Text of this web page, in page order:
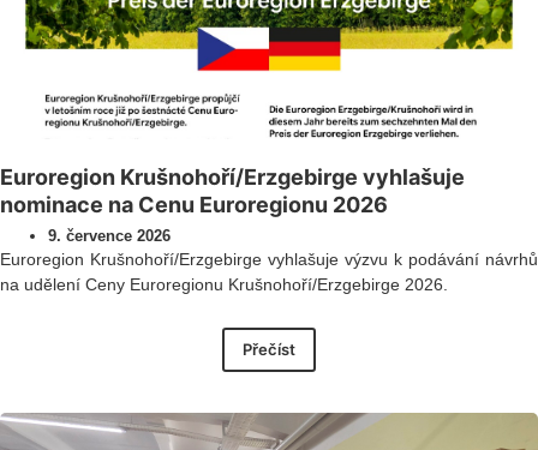
Euroregion Krušnohoří/Erzgebirge vyhlašuje
nominace na Cenu Euroregionu 2026
9. července 2026
Euroregion Krušnohoří/Erzgebirge vyhlašuje výzvu k podávání návrhů
na udělení Ceny Euroregionu Krušnohoří/Erzgebirge 2026.
Přečíst